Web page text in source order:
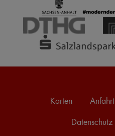
Karten Anfahrt
Datenschutz